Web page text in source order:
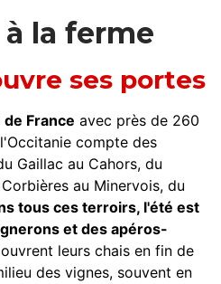
la ferme
ses portes
France avec près de 260
compte des
Gaillac au Cahors, du
au Minervois, du
tous ces terroirs, l'été est
et des apéros-
leurs chais en fin de
des vignes, souvent en